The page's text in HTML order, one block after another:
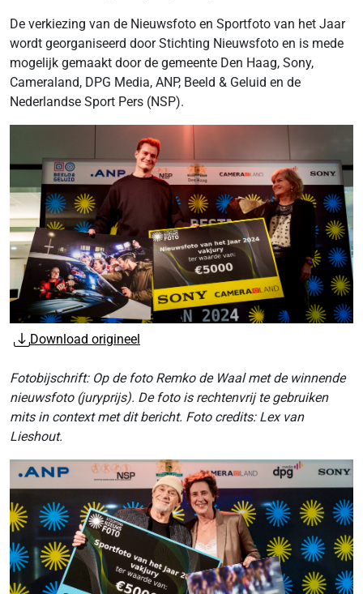
De verkiezing van de Nieuwsfoto en Sportfoto van het Jaar
wordt georganiseerd door Stichting Nieuwsfoto en is mede
mogelijk gemaakt door de gemeente Den Haag, Sony,
Cameraland, DPG Media, ANP, Beeld & Geluid en de
Nederlandse Sport Pers (NSP).
Download origineel
Fotobijschrift: Op de foto Remko de Waal met de winnende
nieuwsfoto (juryprijs). De foto is rechtenvrij te gebruiken
mits in context met dit bericht. Foto credits: Lex van
Lieshout.